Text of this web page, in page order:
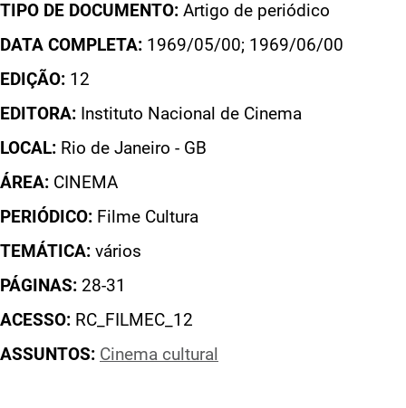
TIPO DE DOCUMENTO: Artigo de periódico
DATA COMPLETA: 1969/05/00; 1969/06/00
EDIÇÃO: 12
EDITORA: Instituto Nacional de Cinema
LOCAL: Rio de Janeiro - GB
ÁREA: CINEMA
PERIÓDICO: Filme Cultura
TEMÁTICA: vários
PÁGINAS: 28-31
ACESSO: RC_FILMEC_12
ASSUNTOS: Cinema cultural